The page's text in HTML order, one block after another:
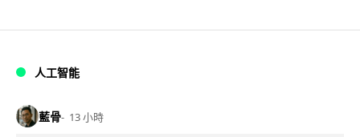
人工智能
藍骨 13 小時